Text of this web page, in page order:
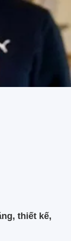
thiết kế,